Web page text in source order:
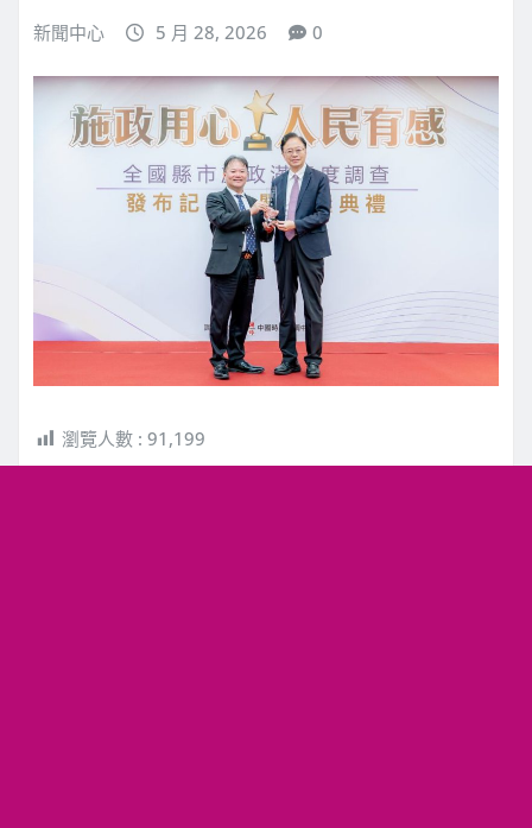
新聞中心 5 月 28, 2026 0
瀏覽人數 : 91,199